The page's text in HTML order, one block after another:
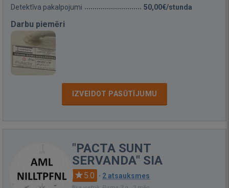
Detektīva pakalpojumi 50,00€/stunda
Darbu piemēri
IZVEIDOT PASŪTĪJUMU
"PACTA SUNT
SERVANDA" SIA
5.0 · 2 atsauksmes